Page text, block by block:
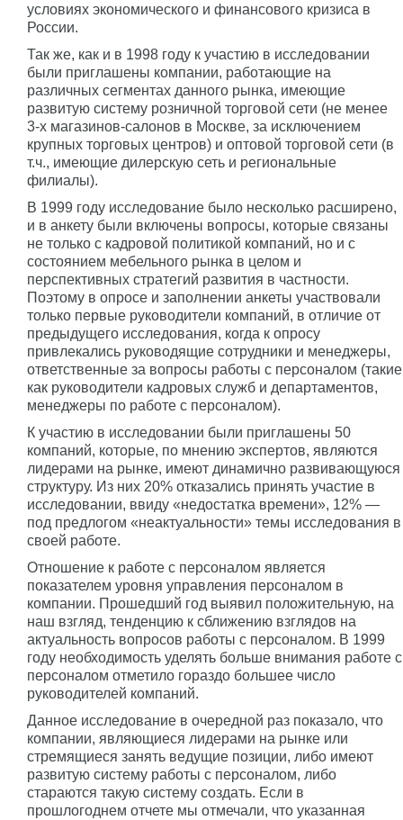
условиях экономического и финансового кризиса в
России.
Так же, как и в 1998 году к участию в исследовании
были приглашены компании, работающие на
различных сегментах данного рынка, имеющие
развитую систему розничной торговой сети (не менее
3-х магазинов-салонов в Москве, за исключением
крупных торговых центров) и оптовой торговой сети (в
т.ч., имеющие дилерскую сеть и региональные
филиалы).
В 1999 году исследование было несколько расширено,
и в анкету были включены вопросы, которые связаны
не только с кадровой политикой компаний, но и с
состоянием мебельного рынка в целом и
перспективных стратегий развития в частности.
Поэтому в опросе и заполнении анкеты участвовали
только первые руководители компаний, в отличие от
предыдущего исследования, когда к опросу
привлекались руководящие сотрудники и менеджеры,
ответственные за вопросы работы с персоналом (такие
как руководители кадровых служб и департаментов,
менеджеры по работе с персоналом).
К участию в исследовании были приглашены 50
компаний, которые, по мнению экспертов, являются
лидерами на рынке, имеют динамично развивающуюся
структуру. Из них 20% отказались принять участие в
исследовании, ввиду «недостатка времени», 12% —
под предлогом «неактуальности» темы исследования в
своей работе.
Отношение к работе с персоналом является
показателем уровня управления персоналом в
компании. Прошедший год выявил положительную, на
наш взгляд, тенденцию к сближению взглядов на
актуальность вопросов работы с персоналом. В 1999
году необходимость уделять больше внимания работе с
персоналом отметило гораздо большее число
руководителей компаний.
Данное исследование в очередной раз показало, что
компании, являющиеся лидерами на рынке или
стремящиеся занять ведущие позиции, либо имеют
развитую систему работы с персоналом, либо
стараются такую систему создать. Если в
прошлогоднем отчете мы отмечали, что указанная